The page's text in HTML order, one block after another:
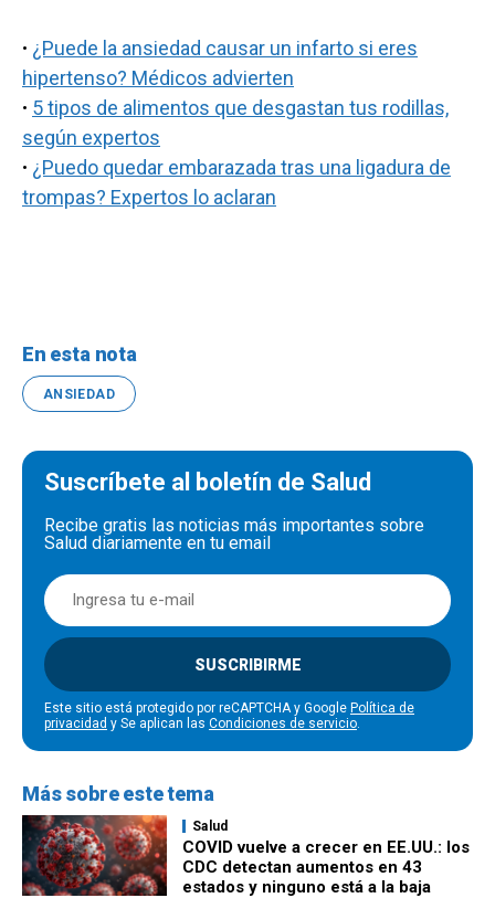
· ¿Puede la ansiedad causar un infarto si eres
hipertenso? Médicos advierten
· 5 tipos de alimentos que desgastan tus rodillas,
según expertos
· ¿Puedo quedar embarazada tras una ligadura de
trompas? Expertos lo aclaran
En esta nota
ANSIEDAD
Suscríbete al boletín de Salud
Recibe gratis las noticias más importantes sobre
Salud diariamente en tu email
SUSCRIBIRME
Este sitio está protegido por reCAPTCHA y Google Política de
privacidad y Se aplican las Condiciones de servicio.
Más sobre este tema
Salud
COVID vuelve a crecer en EE.UU.: los
CDC detectan aumentos en 43
estados y ninguno está a la baja